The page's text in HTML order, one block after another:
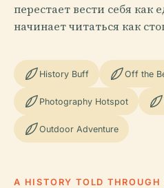
перестает вести себя как
начинает читаться как
History Buff Off the
Photography Hotspot
Outdoor Adventure
A HISTORY TOLD THROUGH